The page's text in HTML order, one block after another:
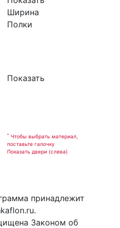
Ширина
Полки
Показать
* Чтобы выбрать материал,
поставьте галочку
Показать двери (слева)
принадлежит
Законом об